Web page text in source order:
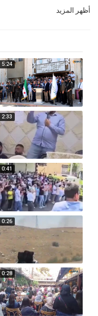
أظهر المزيد
5:24
2:33
0:41
0:26
0:28